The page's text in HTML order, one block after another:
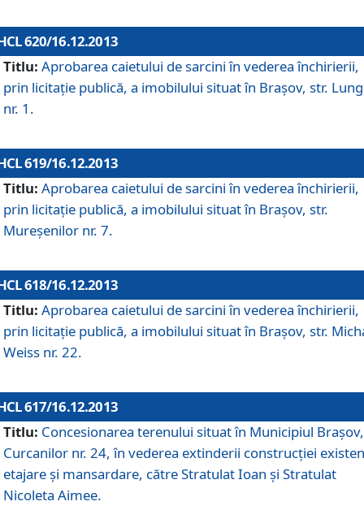
620/16.12.2013
Titlu: Aprobarea caietului de sarcini în vederea închirierii,
prin licitaţie publică, a imobilului situat în Braşov, str.
nr. 1.
619/16.12.2013
Titlu: Aprobarea caietului de sarcini în vederea închirierii,
prin licitaţie publică, a imobilului situat în Braşov, str.
Mureşenilor nr. 7.
618/16.12.2013
Titlu: Aprobarea caietului de sarcini în vederea închirierii,
prin licitaţie publică, a imobilului situat în Braşov, str.
Weiss nr. 22.
617/16.12.2013
Titlu: Concesionarea terenului situat în Municipiul
Curcanilor nr. 24, în vederea extinderii construcţiei
etajare şi mansardare, către Stratulat Ioan şi Stratulat
Nicoleta Aimee.